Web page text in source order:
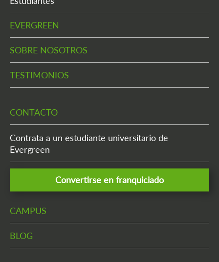
EVERGREEN
SOBRE NOSOTROS
TESTIMONIOS
CONTACTO
Contrata a un estudiante universitario de
Evergreen
Convertirse en franquiciado
CAMPUS
BLOG